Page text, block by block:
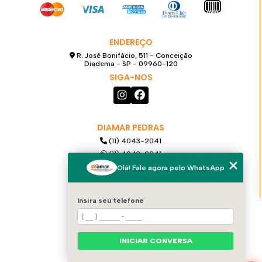
ENDEREÇO
R. José Bonifácio, 511 - Conceição
Diadema - SP - 09960-120
SIGA-NOS
DIAMAR PEDRAS
(11) 4043-2041
(11) 4043-2041
(11) 99921-6068
MENU
HOME
Olá! Fale agora pelo WhatsApp
Insira seu telefone
INICIAR CONVERSA